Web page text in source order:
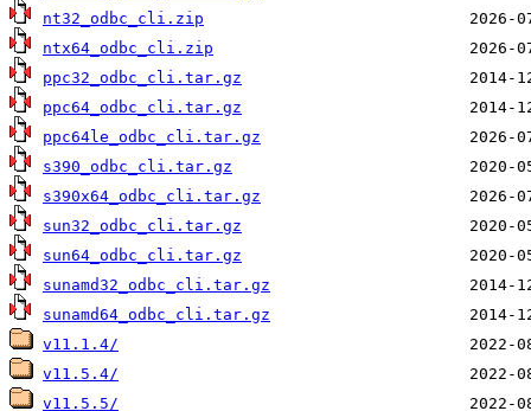
nt32_odbc_cli.zip
ntx64_odbc_cli.zip
ppc32_odbc_cli.tar.gz
ppc64_odbc_cli.tar.gz
ppc64le_odbc_cli.tar.gz
s390_odbc_cli.tar.gz
s390x64_odbc_cli.tar.gz
sun32_odbc_cli.tar.gz
sun64_odbc_cli.tar.gz
sunamd32_odbc_cli.tar.gz
sunamd64_odbc_cli.tar.gz
v11.1.4/
v11.5.4/
v11.5.5/